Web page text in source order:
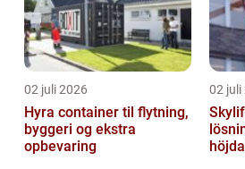
02 juli 2026
Hyra container til flytning,
byggeri og ekstra
opbevaring
02 juli
Skylift i